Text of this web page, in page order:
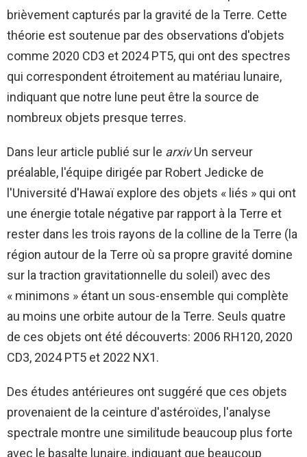
brièvement capturés par la gravité de la Terre. Cette
théorie est soutenue par des observations d'objets
comme 2020 CD3 et 2024 PT5, qui ont des spectres
qui correspondent étroitement au matériau lunaire,
indiquant que notre lune peut être la source de
nombreux objets presque terres.
Dans leur article publié sur le arxivUn serveur
préalable, l'équipe dirigée par Robert Jedicke de
l'Université d'Hawaï explore des objets « liés » qui ont
une énergie totale négative par rapport à la Terre et
rester dans les trois rayons de la colline de la Terre (la
région autour de la Terre où sa propre gravité domine
sur la traction gravitationnelle du soleil) avec des
« minimons » étant un sous-ensemble qui complète
au moins une orbite autour de la Terre. Seuls quatre
de ces objets ont été découverts: 2006 RH120, 2020
CD3, 2024 PT5 et 2022 NX1.
Des études antérieures ont suggéré que ces objets
provenaient de la ceinture d'astéroïdes, l'analyse
spectrale montre une similitude beaucoup plus forte
avec le basalte lunaire, indiquant que beaucoup